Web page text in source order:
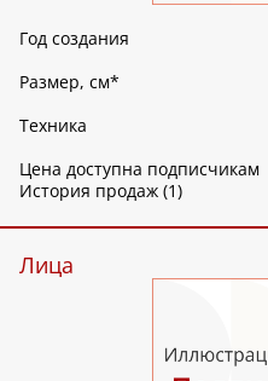
Год создания
Размер, см*
Техника
Цена доступна подписчикам
История продаж (1)
Лица